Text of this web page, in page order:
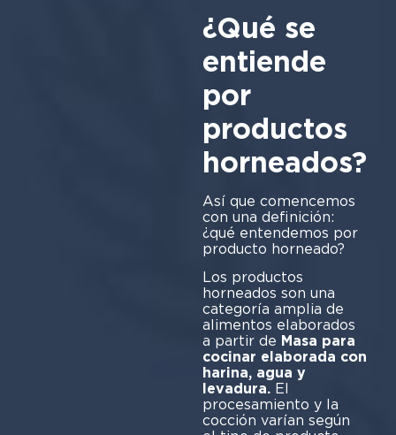
¿Qué se
entiende
por
productos
horneados?
Así que comencemos
con una definición:
¿qué entendemos por
producto horneado?
Los productos
horneados son una
categoría amplia de
alimentos elaborados
a partir de Masa para
cocinar elaborada con
harina, agua y
levadura. El
procesamiento y la
cocción varían según